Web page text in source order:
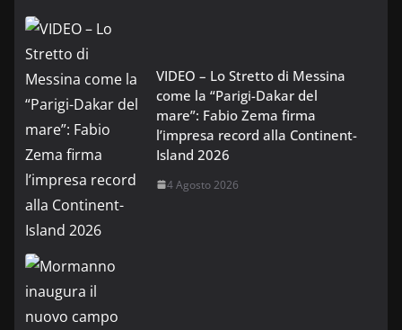
VIDEO – Lo Stretto di Messina
come la “Parigi-Dakar del
mare”: Fabio Zema firma
l’impresa record alla Continent-
Island 2026
4 Agosto 2026